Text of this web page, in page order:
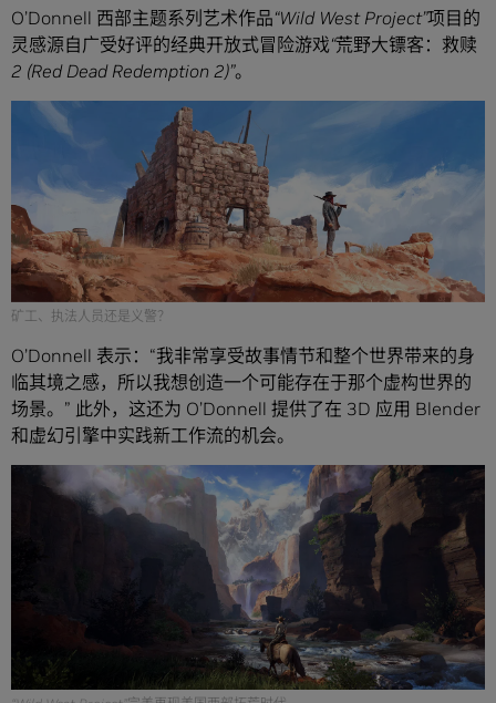
O’Donnell 西部主题系列艺术作品“Wild West Project”项目的
灵感源自广受好评的经典开放式冒险游戏“荒野大镖客：救赎
2 (Red Dead Redemption 2)”。
矿工、执法人员还是义警？
O’Donnell 表示：“我非常享受故事情节和整个世界带来的身
临其境之感，所以我想创造一个可能存在于那个虚构世界的
场景。” 此外，这还为 O’Donnell 提供了在 3D 应用 Blender
和虚幻引擎中实践新工作流的机会。